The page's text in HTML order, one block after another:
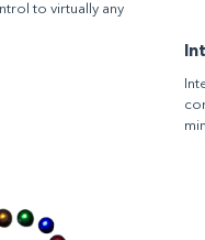
to virtually any